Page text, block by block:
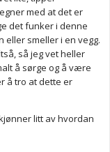
med at det er
det funker i denne
smeller i en vegg.
så jeg vet heller
å sørge og å være
å tro at dette er
litt av hvordan